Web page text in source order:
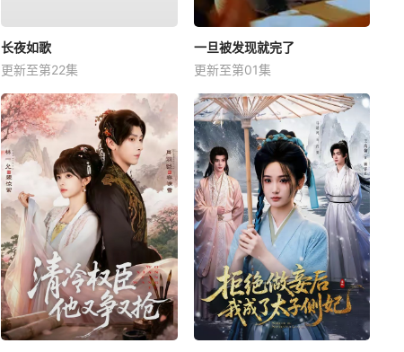
长夜如歌
更新至第22集
一旦被发现就完了
更新至第01集